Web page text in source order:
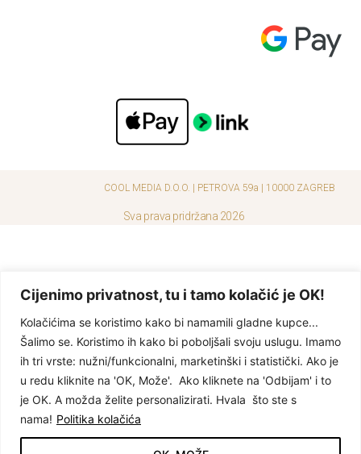
Cijenimo privatnost, tu i tamo kolačić je OK!
Kolačićima se koristimo kako bi namamili gladne kupce...
Šalimo se. Koristimo ih kako bi poboljšali svoju uslugu. Imamo
ih tri vrste: nužni/funkcionalni, marketinški i statistički. Ako je
u redu kliknite na 'OK, Može'. Ako kliknete na 'Odbijam' i to
je OK. A možda želite personalizirati. Hvala što ste s
nama! Politika kolačića
COOL MEDIA D.O.O. | PETROVA 59a | 10000 ZAGREB
Sva prava pridržana 2026